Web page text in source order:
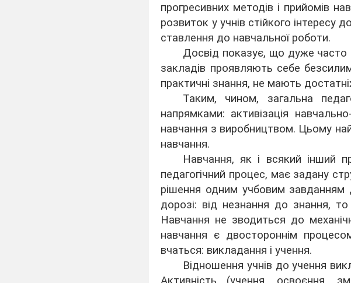
прогресивних методів і прийомів
розвиток у учнів стійкого інтересу
ставлення до навчальної роботи.
Досвід показує, що дуже часто
закладів проявляють себе
практичні знання, не мають
Таким, чином, загальна
напрямками: активізація
навчання з виробництвом. Цьому
навчання.
Навчання, як і всякий інший
педагогічний процес, має задану
рішення одним учбовим завданням
дорозі: від незнання до знання,
Навчання не зводиться до
навчання є двостороннім
вчаться: викладання і учення.
Відношення учнів до учення